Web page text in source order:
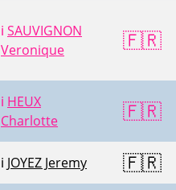
ℹ️ SAUVIGNON
Veronique
🇫🇷
ℹ️ HEUX
Charlotte
🇫🇷
ℹ️ JOYEZ Jeremy 🇫🇷